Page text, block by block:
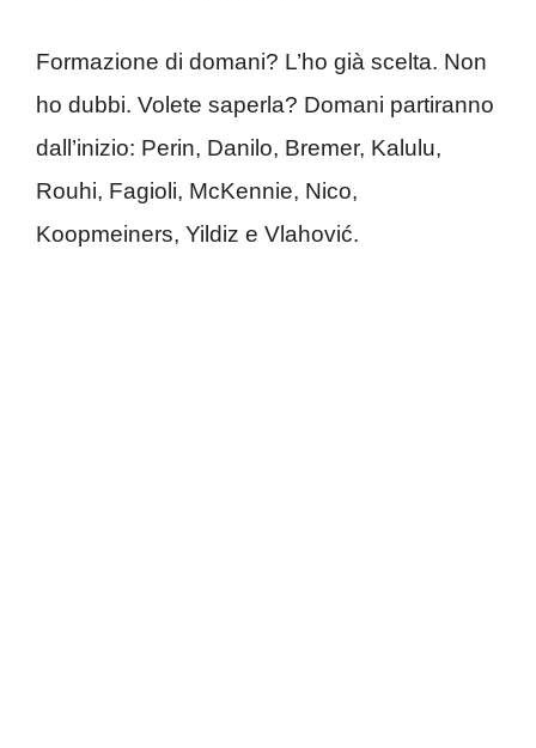
Formazione di domani? L’ho già scelta. Non
ho dubbi. Volete saperla? Domani partiranno
dall’inizio: Perin, Danilo, Bremer, Kalulu,
Rouhi, Fagioli, McKennie, Nico,
Koopmeiners, Yildiz e Vlahović.